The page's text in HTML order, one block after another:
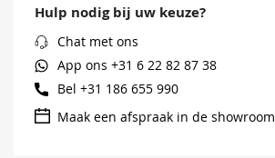
Hulp nodig bij uw keuze?
Bel +31 186 655 990
App ons +31 6 22 82 87 38
Chat met ons
Maak een afspraak in de showroom